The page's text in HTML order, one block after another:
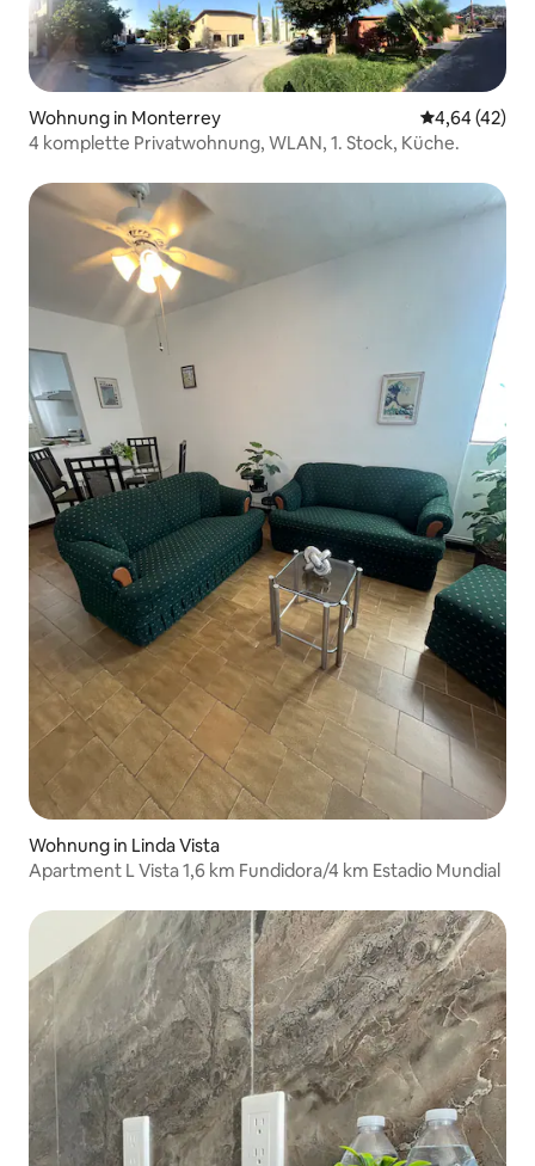
Wohnung in Monterrey
4,64 (42)
4 komplette Privatwohnung, WLAN, 1. Stock, Küche.
Wohnung in Linda Vista
Apartment L Vista 1,6 km Fundidora/4 km Estadio Mundial